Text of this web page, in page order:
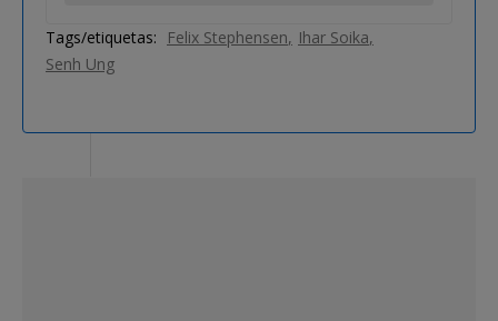
Tags/etiquetas: Felix Stephensen
Ihar Soika
Senh Ung